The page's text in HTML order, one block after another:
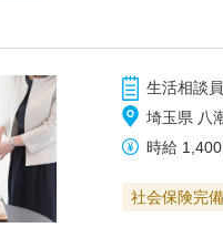
生活相談
埼玉県 八
時給
社会保険完備